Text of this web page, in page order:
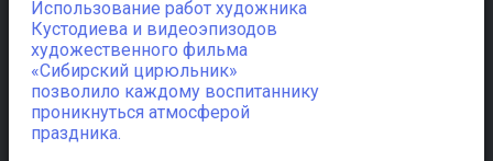
Использование работ художника
Кустодиева и видеоэпизодов
художественного фильма
«Сибирский цирюльник»
позволило каждому воспитаннику
проникнуться атмосферой
праздника.